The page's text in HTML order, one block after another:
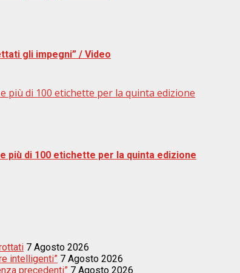
gli impegni” / Video
più di 100 etichette per la quinta edizione
più di 100 etichette per la quinta edizione
7 Agosto 2026
intelligenti” 7 Agosto 2026
precedenti” 7 Agosto 2026